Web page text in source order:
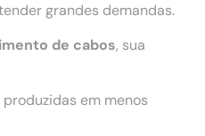
grandes demandas.
de cabos, sua
em menos